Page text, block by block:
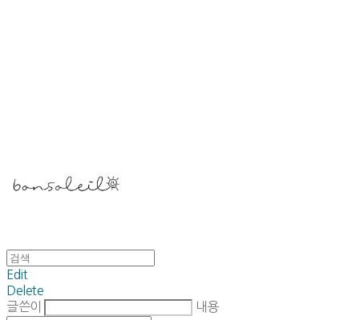
Edit
Delete
글쓴이
내용